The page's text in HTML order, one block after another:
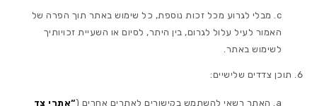
מבלי לגרוע מכל זכות נוספת, כל שימוש באתר תוך הפרה של
האמור לעיל עלול לגרום, בין היתר, לסיום או השעיית זכויותיך
לשימוש באתר.
תוכן צדדים שלישיים:
האתר רשאי להשתמש בקישורים לאתרים אחרים (“אתרי צד